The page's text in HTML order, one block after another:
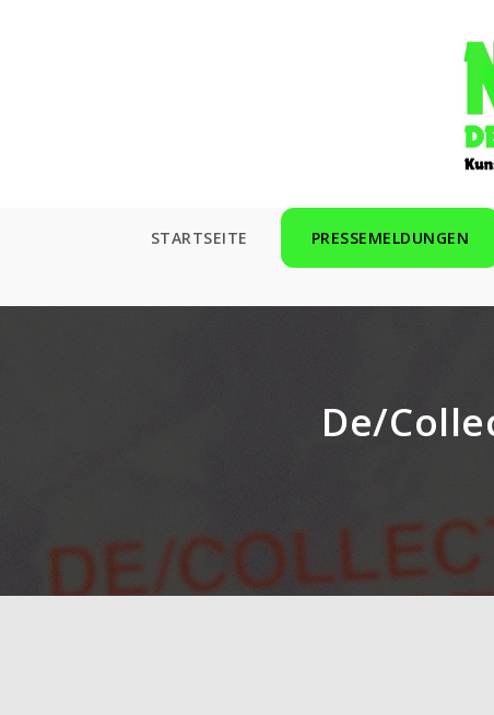
STARTSEITE PRESSEMELDUNGEN
De/